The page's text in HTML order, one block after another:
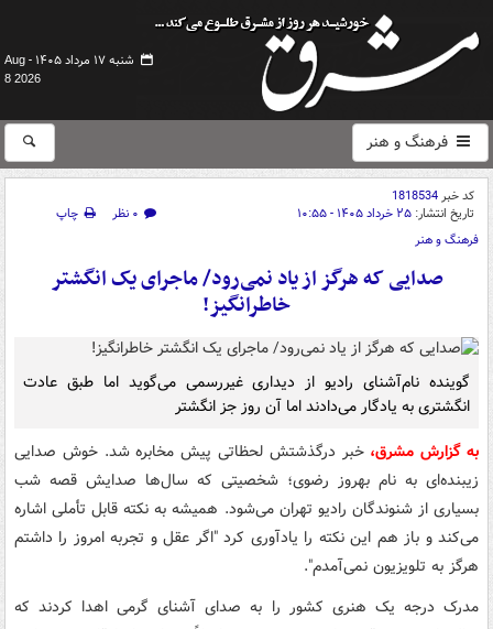
شنبه ۱۷ مرداد ۱۴۰۵ -
Aug
8 2026
فرهنگ و هنر
کد خبر1818534
تاریخ انتشار: ۲۵ خرداد ۱۴۰۵ - ۱۰:۵۵ ۰ نظر
چاپ
فرهنگ و هنر
صدایی که هرگز از یاد نمی‌رود/ ماجرای یک انگشتر
خاطرانگیز!
گوینده نام‌آشنای رادیو از دیداری غیررسمی می‌گوید اما طبق عادت
انگشتری به یادگار می‌دادند اما آن روز جز انگشتر
به گزارش مشرق، خبر درگذشتش لحظاتی پیش مخابره شد. خوش صدایی
زیبنده‌ای به نام بهروز رضوی؛ شخصیتی که سال‌ها صدایش قصه شب
بسیاری از شنوندگان رادیو تهران می‌شود. همیشه به نکته قابل تأملی اشاره
می‌کند و باز هم این نکته را یادآوری کرد "اگر عقل و تجربه امروز را داشتم
هرگز به تلویزیون نمی‌آمدم".
مدرک درجه یک هنری کشور را به صدای آشنای گرمی اهدا کردند که